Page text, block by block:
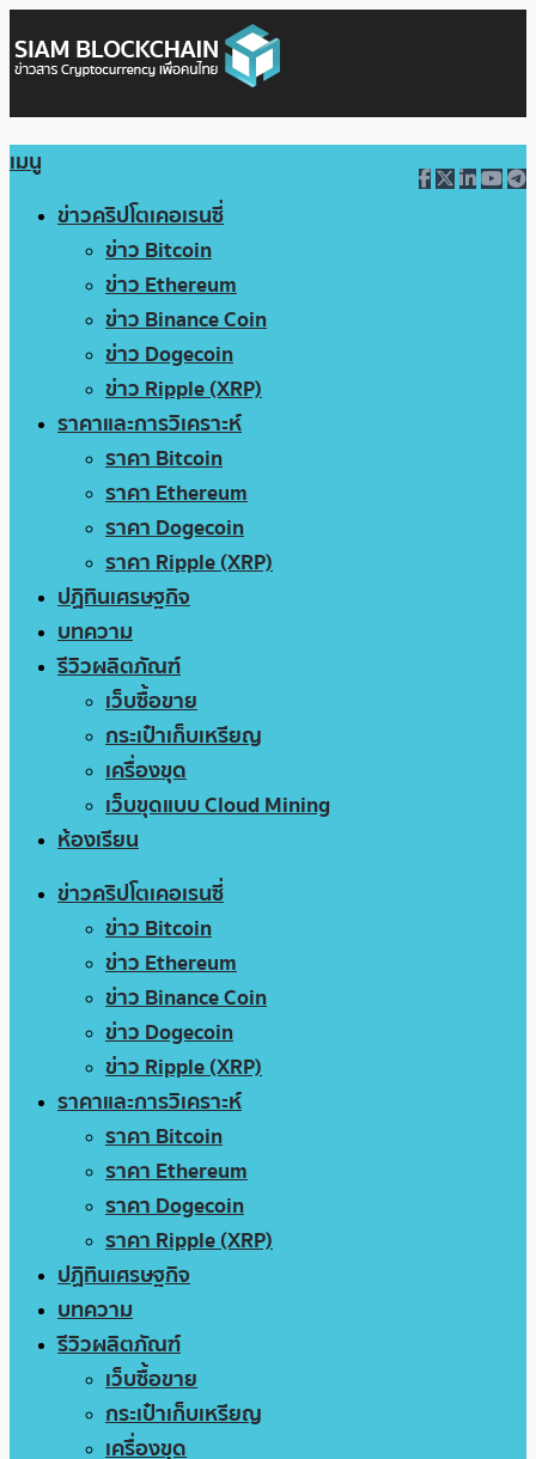
เมนู
ข่าวคริปโตเคอเรนซี่
ข่าว Bitcoin
ข่าว Ethereum
ข่าว Binance Coin
ข่าว Dogecoin
ข่าว Ripple (XRP)
ราคาและการวิเคราะห์
ราคา Bitcoin
ราคา Ethereum
ราคา Dogecoin
ราคา Ripple (XRP)
ปฏิทินเศรษฐกิจ
บทความ
รีวิวผลิตภัณฑ์
เว็บซื้อขาย
กระเป๋าเก็บเหรียญ
เครื่องขุด
เว็บขุดแบบ Cloud Mining
ห้องเรียน
ข่าวคริปโตเคอเรนซี่
ข่าว Bitcoin
ข่าว Ethereum
ข่าว Binance Coin
ข่าว Dogecoin
ข่าว Ripple (XRP)
ราคาและการวิเคราะห์
ราคา Bitcoin
ราคา Ethereum
ราคา Dogecoin
ราคา Ripple (XRP)
ปฏิทินเศรษฐกิจ
บทความ
รีวิวผลิตภัณฑ์
เว็บซื้อขาย
กระเป๋าเก็บเหรียญ
เครื่องขุด